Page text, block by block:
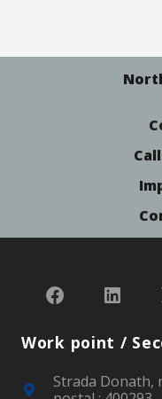
Work point /
Strada Donath,